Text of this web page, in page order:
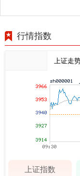
行情指数
上证走
上证指数